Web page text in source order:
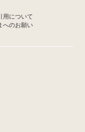
用について
へのお願い